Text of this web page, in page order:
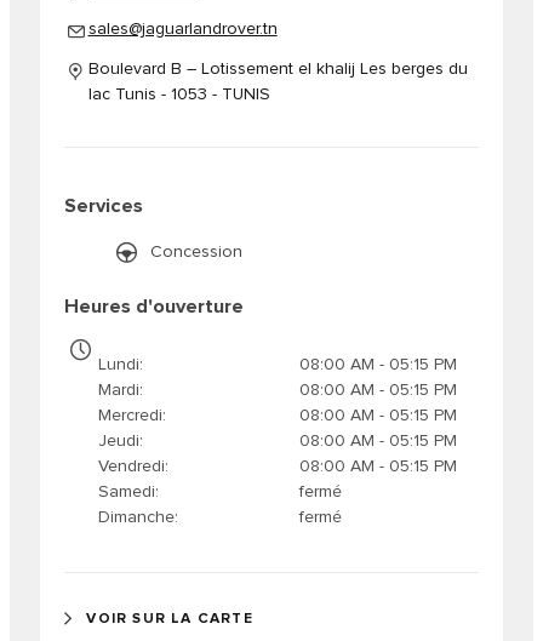
sales@jaguarlandrover.tn
Boulevard B – Lotissement el khalij Les berges du
lac Tunis - 1053 - TUNIS
Services
Concession
Heures d'ouverture
Lundi
08:00 AM - 05:15 PM
Mardi
08:00 AM - 05:15 PM
Mercredi
08:00 AM - 05:15 PM
Jeudi
08:00 AM - 05:15 PM
Vendredi
08:00 AM - 05:15 PM
Samedi
fermé
Dimanche
fermé
VOIR SUR LA CARTE